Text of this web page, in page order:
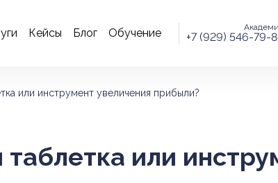
Кейсы Блог Обучение +7 (929) 546-79-
или инструмент увеличения прибыли?
или